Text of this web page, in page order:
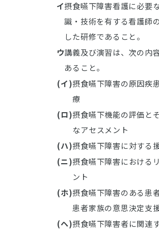
イ摂食嚥下障害看護に必要
識・技術を有する看護師
した研修であること。
ウ講義及び演習は、次の内
あること。
(イ)摂食嚥下障害の原因疾
療
(ロ)摂食嚥下機能の評価と
なアセスメント
(ハ)摂食嚥下障害に対する
(ニ)摂食嚥下障害における
ント
(ホ)摂食嚥下障害のある患
患者家族の意思決定支
(ヘ)摂食嚥下障害者に関連